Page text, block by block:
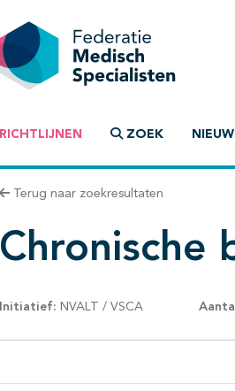
RICHTLIJNEN ZOEK
Terug naar zoekresultaten
Chronische
Initiatief: NVALT / VSCA